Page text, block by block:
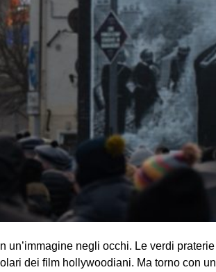
un’immagine negli occhi. Le verdi
dei film hollywoodiani. Ma torno con